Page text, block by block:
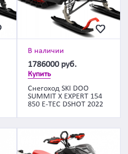
В наличии
1786000 руб.
Купить
Снегоход SKI DOO
SUMMIT X EXPERT 154
850 E-TEC DSHOT 2022